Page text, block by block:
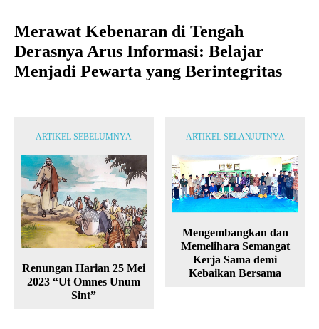
Merawat Kebenaran di Tengah
Derasnya Arus Informasi: Belajar
Menjadi Pewarta yang Berintegritas
ARTIKEL SEBELUMNYA
Renungan Harian 25 Mei
2023 “Ut Omnes Unum
Sint”
ARTIKEL SELANJUTNYA
Mengembangkan dan
Memelihara Semangat
Kerja Sama demi
Kebaikan Bersama